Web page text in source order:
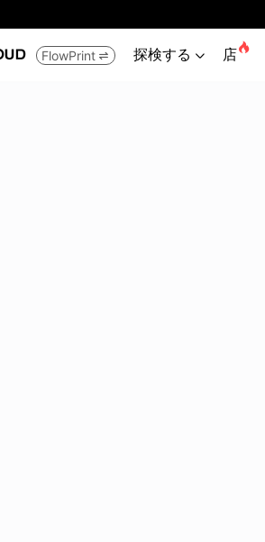
FlowPrint  探検する  店